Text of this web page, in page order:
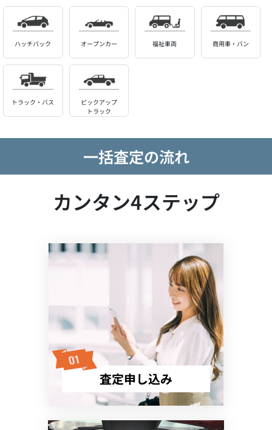
ハッチバック オープンカー 福祉車両 商用車・バン
トラック・バス
ピックアップ
トラック
一括査定の流れ
カンタン4ステップ
査定申し込み